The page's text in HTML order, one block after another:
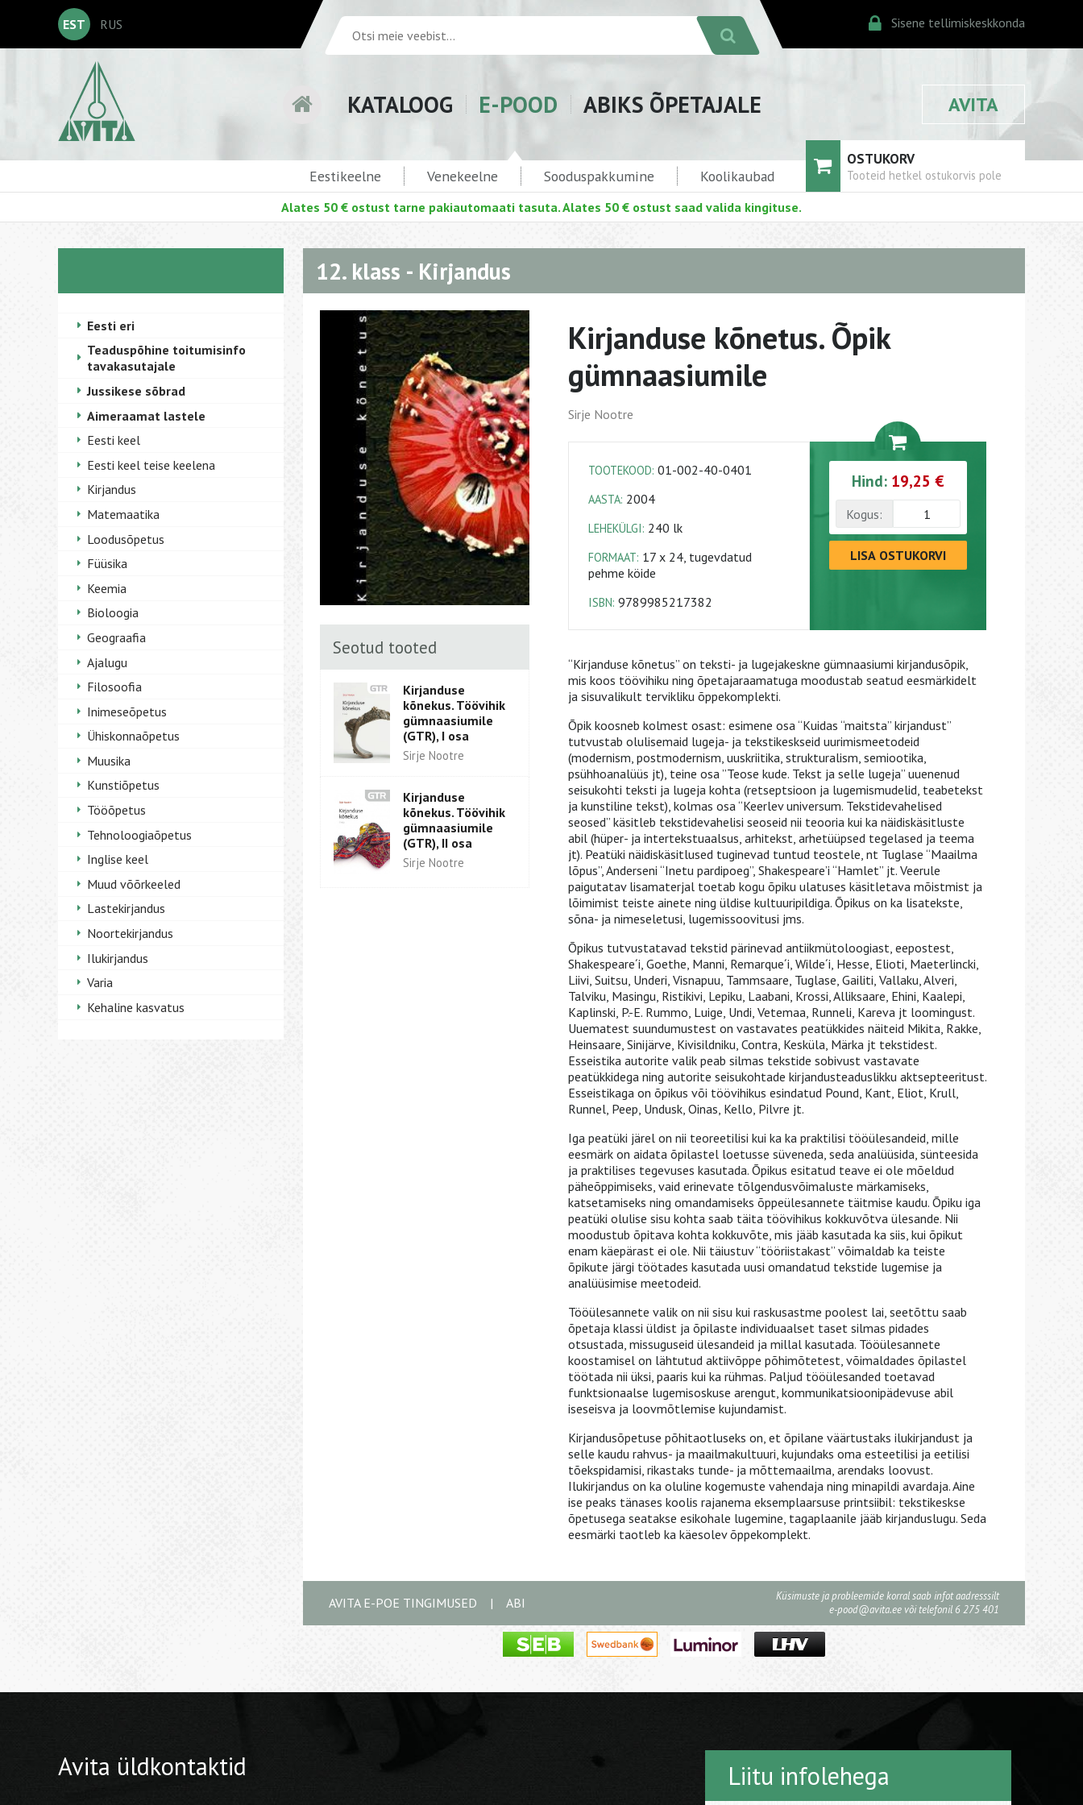
EST RUS Sisene tellimiskeskkonda
KATALOOG E-POOD ABIKS ÕPETAJALE AVITA
Eestikeelne Venekeelne Sooduspakkumine Koolikaubad
OSTUKORV
Tooteid hetkel ostukorvis pole
Alates 50 € ostust tarne pakiautomaati tasuta. Alates 50 € ostust saad valida kingituse.
Eesti eri
Teaduspõhine toitumisinfo
tavakasutajale
Jussikese sõbrad
Aimeraamat lastele
Eesti keel
Eesti keel teise keelena
Kirjandus
Matemaatika
Loodusõpetus
Füüsika
Keemia
Bioloogia
Geograafia
Ajalugu
Filosoofia
Inimeseõpetus
Ühiskonnaõpetus
Muusika
Kunstiõpetus
Tööõpetus
Tehnoloogiaõpetus
Inglise keel
Muud võõrkeeled
Lastekirjandus
Noortekirjandus
Ilukirjandus
Varia
Kehaline kasvatus
12. klass - Kirjandus
Seotud tooted
Kirjanduse
kõnekus. Töövihik
gümnaasiumile
(GTR), I osa
Sirje Nootre
Kirjanduse
kõnekus. Töövihik
gümnaasiumile
(GTR), II osa
Sirje Nootre
Kirjanduse kõnetus. Õpik
gümnaasiumile
Sirje Nootre
TOOTEKOOD: 01-002-40-0401
AASTA: 2004
LEHEKÜLGI: 240 lk
FORMAAT: 17 x 24, tugevdatud
pehme köide
ISBN: 9789985217382
Hind: 19,25 €
Kogus:
LISA OSTUKORVI
“Kirjanduse kõnetus” on teksti- ja lugejakeskne gümnaasiumi kirjandusõpik,
mis koos töövihiku ning õpetajaraamatuga moodustab seatud eesmärkidelt
ja sisuvalikult tervikliku õppekomplekti.
Õpik koosneb kolmest osast: esimene osa “Kuidas “maitsta” kirjandust”
tutvustab olulisemaid lugeja- ja tekstikeskseid uurimismeetodeid
(modernism, postmodernism, uuskriitika, strukturalism, semiootika,
psühhoanalüüs jt), teine osa ”Teose kude. Tekst ja selle lugeja” uuenenud
seisukohti teksti ja lugeja kohta (retseptsioon ja lugemismudelid, teabetekst
ja kunstiline tekst), kolmas osa “Keerlev universum. Tekstidevahelised
seosed” käsitleb tekstidevahelisi seoseid nii teooria kui ka näidiskäsitluste
abil (hüper- ja intertekstuaalsus, arhitekst, arhetüüpsed tegelased ja teema
jt). Peatüki näidiskäsitlused tuginevad tuntud teostele, nt Tuglase “Maailma
lõpus”, Anderseni “Inetu pardipoeg”, Shakespeare’i “Hamlet” jt. Veerule
paigutatav lisamaterjal toetab kogu õpiku ulatuses käsitletava mõistmist ja
lõimimist teiste ainete ning üldise kultuuripildiga. Õpikus on ka lisatekste,
sõna- ja nimeseletusi, lugemissoovitusi jms.
Õpikus tutvustatavad tekstid pärinevad antiikmütoloogiast, eepostest,
Shakespeare´i, Goethe, Manni, Remarque´i, Wilde´i, Hesse, Elioti, Maeterlincki,
Liivi, Suitsu, Underi, Visnapuu, Tammsaare, Tuglase, Gailiti, Vallaku, Alveri,
Talviku, Masingu, Ristikivi, Lepiku, Laabani, Krossi, Alliksaare, Ehini, Kaalepi,
Kaplinski, P.-E. Rummo, Luige, Undi, Vetemaa, Runneli, Kareva jt loomingust.
Uuematest suundumustest on vastavates peatükkides näiteid Mikita, Rakke,
Heinsaare, Sinijärve, Kivisildniku, Contra, Kesküla, Märka jt tekstidest.
Esseistika autorite valik peab silmas tekstide sobivust vastavate
peatükkidega ning autorite seisukohtade kirjandusteaduslikku aktsepteeritust.
Esseistikaga on õpikus või töövihikus esindatud Pound, Kant, Eliot, Krull,
Runnel, Peep, Undusk, Oinas, Kello, Pilvre jt.
Iga peatüki järel on nii teoreetilisi kui ka ka praktilisi tööülesandeid, mille
eesmärk on aidata õpilastel loetusse süveneda, seda analüüsida, sünteesida
ja praktilises tegevuses kasutada. Õpikus esitatud teave ei ole mõeldud
päheõppimiseks, vaid erinevate tõlgendusvõimaluste märkamiseks,
katsetamiseks ning omandamiseks õppeülesannete täitmise kaudu. Õpiku iga
peatüki olulise sisu kohta saab täita töövihikus kokkuvõtva ülesande. Nii
moodustub õpitava kohta kokkuvõte, mis jääb kasutada ka siis, kui õpikut
enam käepärast ei ole. Nii täiustuv “tööriistakast” võimaldab ka teiste
õpikute järgi töötades kasutada uusi omandatud tekstide lugemise ja
analüüsimise meetodeid.
Tööülesannete valik on nii sisu kui raskusastme poolest lai, seetõttu saab
õpetaja klassi üldist ja õpilaste individuaalset taset silmas pidades
otsustada, missuguseid ülesandeid ja millal kasutada. Tööülesannete
koostamisel on lähtutud aktiivõppe põhimõtetest, võimaldades õpilastel
töötada nii üksi, paaris kui ka rühmas. Paljud tööülesanded toetavad
funktsionaalse lugemisoskuse arengut, kommunikatsioonipädevuse abil
iseseisva ja loovmõtlemise kujundamist.
Kirjandusõpetuse põhitaotluseks on, et õpilane väärtustaks ilukirjandust ja
selle kaudu rahvus- ja maailmakultuuri, kujundaks oma esteetilisi ja eetilisi
tõekspidamisi, rikastaks tunde- ja mõttemaailma, arendaks loovust.
Ilukirjandus on ka oluline kogemuste vahendaja ning minapildi avardaja. Aine
ise peaks tänases koolis rajanema eksemplaarsuse printsiibil: tekstikeskse
õpetusega seatakse esikohale lugemine, tagaplaanile jääb kirjanduslugu. Seda
eesmärki taotleb ka käesolev õppekomplekt.
AVITA E-POE TINGIMUSED | ABI
Küsimuste ja probleemide korral saab infot aadresssilt
e-pood@avita.ee või telefonil 6 275 401
Avita üldkontaktid Liitu infolehega